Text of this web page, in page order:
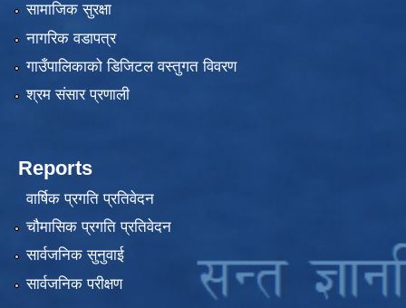
सामाजिक सुरक्षा
नागरिक वडापत्र
गाउँपालिकाको डिजिटल वस्तुगत विवरण
श्रम संसार प्रणाली
Reports
वार्षिक प्रगति प्रतिवेदन
चौमासिक प्रगति प्रतिवेदन
सार्वजनिक सुनुवाई
सार्वजनिक परीक्षण